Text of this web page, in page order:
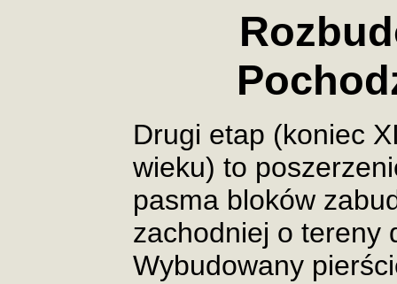
Drugi etap (koniec
wieku) to
pasma bloków
zachodniej o tereny
Wybudowany